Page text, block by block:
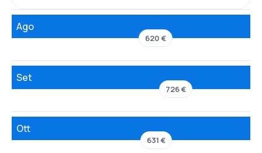
Ago
620 €
Set
726 €
Ott
631 €